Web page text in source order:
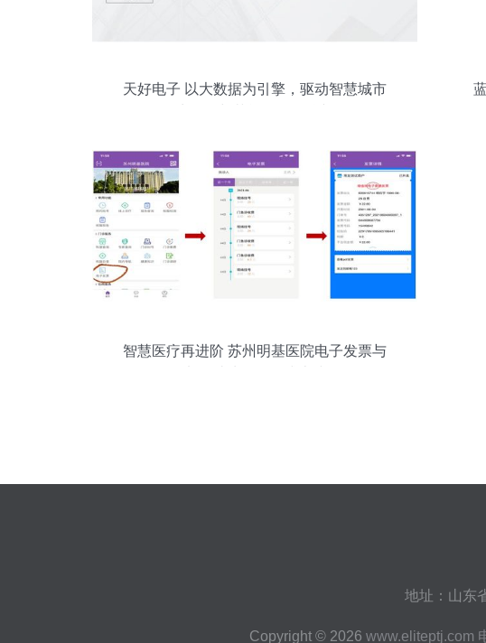
天好电子 以大数据为引擎，驱动智慧城市
智慧医疗再进阶 苏州明基医院电子发票与
地址：山东
Copyright © 2026 www.eliteptj.com